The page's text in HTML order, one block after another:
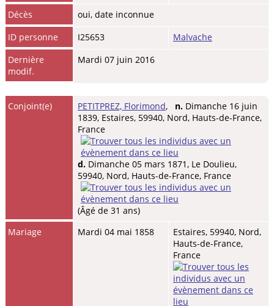
Décès
oui, date inconnue
ID personne
I25653
Malvache
Dernière
modif.
Mardi 07 juin 2016
Conjoint(e) PETITPREZ, Florimond, n. Dimanche 16 juin
1839, Estaires, 59940, Nord, Hauts-de-France,
France
d. Dimanche 05 mars 1871, Le Doulieu,
59940, Nord, Hauts-de-France, France
(Âgé de 31 ans)
Mariage
Mardi 04 mai 1858
Estaires, 59940, Nord,
Hauts-de-France,
France